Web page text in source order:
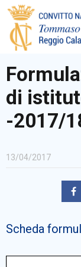
DOCUMENTAZIONE
di
-2017/
13/04/2017
Scheda